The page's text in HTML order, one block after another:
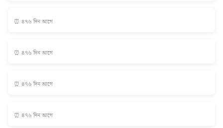
⏰ ৪৭৬ দিন আগে
⏰ ৪৭৬ দিন আগে
⏰ ৪৭৬ দিন আগে
⏰ ৪৭৬ দিন আগে